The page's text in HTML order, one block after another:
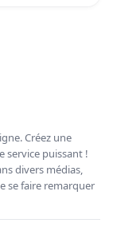
Créez une
service puissant !
divers médias,
se faire remarquer